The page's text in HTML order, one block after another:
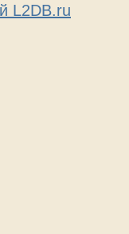
L2DB.ru